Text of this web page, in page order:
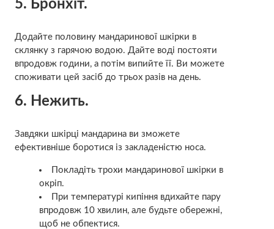
5. Бронхіт.
Додайте половину мандаринової шкірки в
склянку з гарячою водою. Дайте воді постояти
впродовж години, а потім випийте її. Ви можете
споживати цей засіб до трьох разів на день.
6. Нежить.
Завдяки шкірці мандарина ви зможете
ефективніше боротися із закладеністю носа.
Покладіть трохи мандаринової шкірки в
окріп.
При температурі кипіння вдихайте пару
впродовж 10 хвилин, але будьте обережні,
щоб не обпектися.